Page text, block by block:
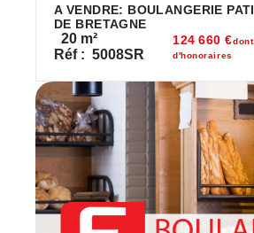
A VENDRE: BOULANGERIE
DE BRETAGNE
20 m²
Réf : 5008SR
124 660 €
d'honoraires